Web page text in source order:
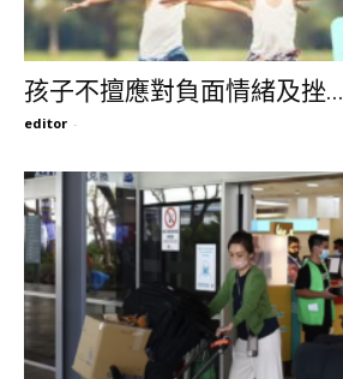
孩子不擅應對負面情緒及挫...
editor -